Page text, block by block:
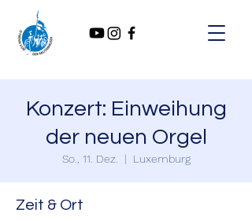
Konzert: Einweihung
der neuen Orgel
So., 11. Dez.
  |
Luxemburg
Zeit & Ort